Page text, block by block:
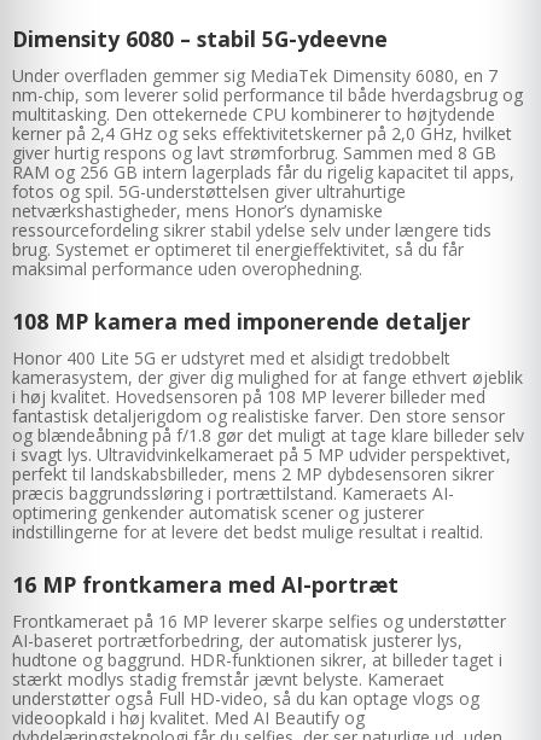
Dimensity 6080 – stabil 5G-ydeevne
Under overfladen gemmer sig MediaTek Dimensity 6080, en 7
nm-chip, som leverer solid performance til både hverdagsbrug og
multitasking. Den ottekernede CPU kombinerer to højtydende
kerner på 2,4 GHz og seks effektivitetskerner på 2,0 GHz, hvilket
giver hurtig respons og lavt strømforbrug. Sammen med 8 GB
RAM og 256 GB intern lagerplads får du rigelig kapacitet til apps,
fotos og spil. 5G-understøttelsen giver ultrahurtige
netværkshastigheder, mens Honor’s dynamiske
ressourcefordeling sikrer stabil ydelse selv under længere tids
brug. Systemet er optimeret til energieffektivitet, så du får
maksimal performance uden overophedning.
108 MP kamera med imponerende detaljer
Honor 400 Lite 5G er udstyret med et alsidigt tredobbelt
kamerasystem, der giver dig mulighed for at fange ethvert øjeblik
i høj kvalitet. Hovedsensoren på 108 MP leverer billeder med
fantastisk detaljerigdom og realistiske farver. Den store sensor
og blændeåbning på f/1.8 gør det muligt at tage klare billeder selv
i svagt lys. Ultravidvinkelkameraet på 5 MP udvider perspektivet,
perfekt til landskabsbilleder, mens 2 MP dybdesensoren sikrer
præcis baggrundssløring i portrættilstand. Kameraets AI-
optimering genkender automatisk scener og justerer
indstillingerne for at levere det bedst mulige resultat i realtid.
16 MP frontkamera med AI-portræt
Frontkameraet på 16 MP leverer skarpe selfies og understøtter
AI-baseret portrætforbedring, der automatisk justerer lys,
hudtone og baggrund. HDR-funktionen sikrer, at billeder taget i
stærkt modlys stadig fremstår jævnt belyste. Kameraet
understøtter også Full HD-video, så du kan optage vlogs og
videoopkald i høj kvalitet. Med AI Beautify og